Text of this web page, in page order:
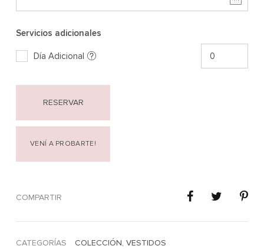
Servicios adicionales
Día Adicional
RESERVAR
VENÍ A PROBARTE!
COMPARTIR
CATEGORÍAS COLECCIÓN, VESTIDOS